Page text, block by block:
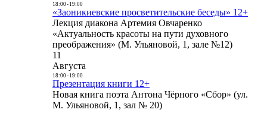
18:00- 19:00
«Заоникиевские просветительские беседы» 12+
Лекция диакона Артемия Овчаренко
«Актуальность красоты на пути духовного
преображения» (М. Ульяновой, 1, зале №12)
11
Августа
18:00- 19:00
Презентация книги 12+
Новая книга поэта Антона Чёрного «Сбор» (ул.
М. Ульяновой, 1, зал № 20)